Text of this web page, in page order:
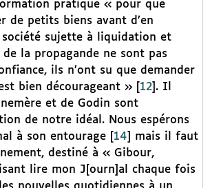
pratique « pour que
de petits biens avant d’en
société sujette à liquidation et
la propagande ne sont pas
ils n’ont su que demander
bien décourageant »[ 12] . Il
et de Godin sont
de notre idéal. Nous espérons
à son entourage[ 14
mais il faut
destiné à « Gibour,
lire mon J[ourn]al chaque fois